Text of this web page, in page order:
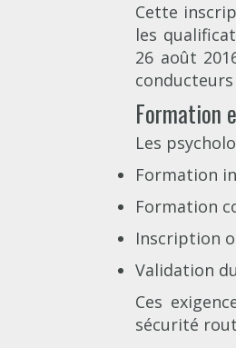
Cette
les
26 août
Formation
Les
Formation
Formation
Inscription
Validation
Ces
sécurité